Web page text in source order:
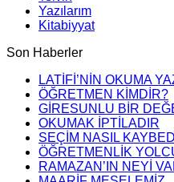
Yazılarım
Kitabiyyat
Son Haberler
LATİFİ’NİN OKUMA
ÖĞRETMEN KİMDİR?
GİRESUNLU BİR
OKUMAK İPTİLADIR
SEÇİM NASIL
ÖĞRETMENLİK
RAMAZAN’IN NEYİ